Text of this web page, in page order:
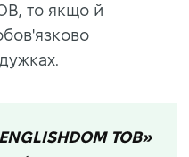
то якщо й
ТОВ»